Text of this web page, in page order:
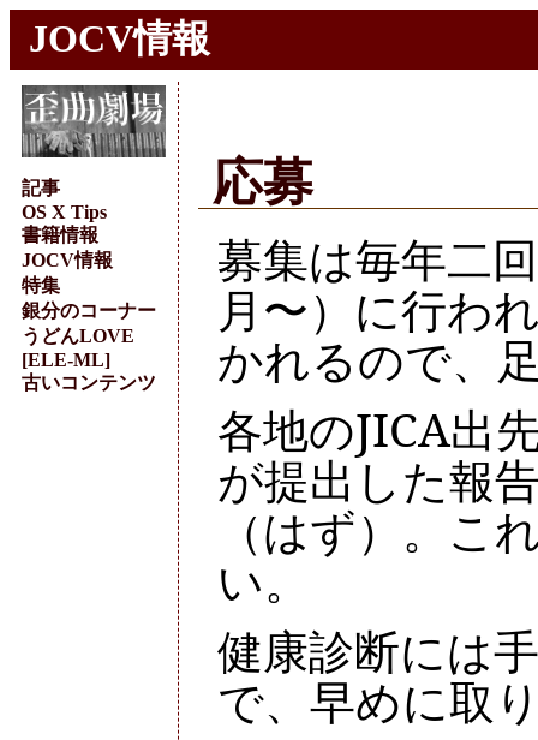
JOCV情報
記事
OS X Tips
書籍情報
JOCV情報
特集
銀分のコーナー
うどんLOVE
[ELE-ML]
古いコンテンツ
応募
募集は毎年二
月〜）に行わ
かれるので、
各地のJICA出
が提出した報
（はず）。こ
い。
健康診断には
で、早めに取